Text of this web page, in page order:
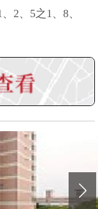
2、5之1、8、